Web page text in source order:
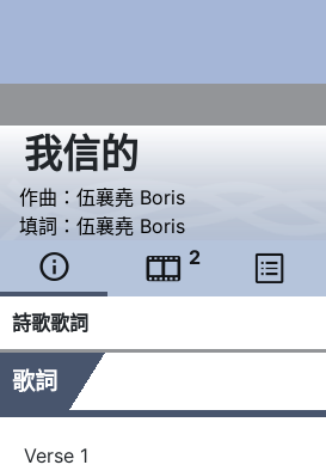
我信的
作曲： 伍襄堯 Boris
填詞： 伍襄堯 Boris
  2 
詩歌歌詞
歌詞
Verse 1